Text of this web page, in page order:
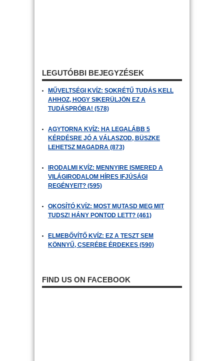
LEGUTÓBBI BEJEGYZÉSEK
MŰVELTSÉGI KVÍZ: SOKRÉTŰ TUDÁS KELL
AHHOZ, HOGY SIKERÜLJÖN EZ A
TUDÁSPRÓBA! (578)
AGYTORNA KVÍZ: HA LEGALÁBB 5
KÉRDÉSRE JÓ A VÁLASZOD, BÜSZKE
LEHETSZ MAGADRA (873)
IRODALMI KVÍZ: MENNYIRE ISMERED A
VILÁGIRODALOM HÍRES IFJÚSÁGI
REGÉNYEIT? (595)
OKOSÍTÓ KVÍZ: MOST MUTASD MEG MIT
TUDSZ! HÁNY PONTOD LETT? (461)
ELMEBŐVÍTŐ KVÍZ: EZ A TESZT SEM
KÖNNYŰ, CSERÉBE ÉRDEKES (590)
FIND US ON FACEBOOK